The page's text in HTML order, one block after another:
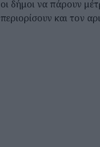
οι δήμοι να πάρουν
περιορίσουν και τον